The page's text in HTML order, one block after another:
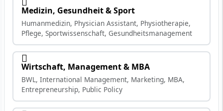
Medizin, Gesundheit & Sport
Humanmedizin, Physician Assistant, Physiotherapie,
Pflege, Sportwissenschaft, Gesundheitsmanagement
Wirtschaft, Management & MBA
BWL, International Management, Marketing, MBA,
Entrepreneurship, Public Policy